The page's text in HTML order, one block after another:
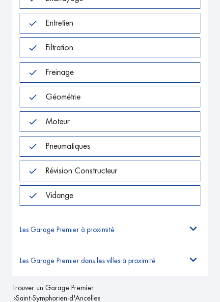
Entretien
Filtration
Freinage
Géométrie
Moteur
Pneumatiques
Révision Constructeur
Vidange
Les Garage Premier à proximité
Les Garage Premier dans les villes à proximité
Trouver un Garage Premier
Saint-Symphorien-d'Ancelles